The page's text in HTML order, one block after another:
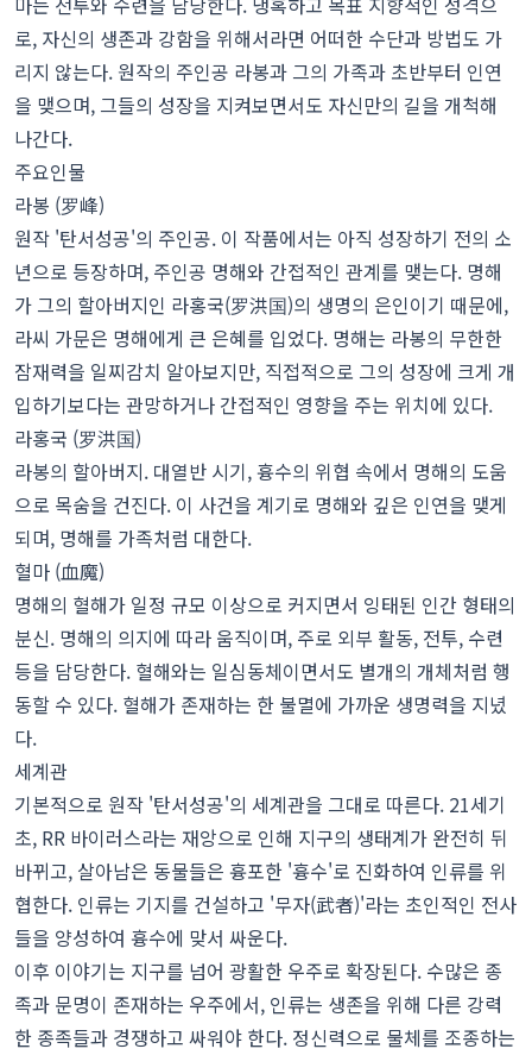
로, 자신의 생존과 강함을 위해서라면 어떠한 수단과 방법도 가
리지 않는다. 원작의 주인공 라봉과 그의 가족과 초반부터 인연
을 맺으며, 그들의 성장을 지켜보면서도 자신만의 길을 개척해
나간다.
주요인물
라봉 (罗峰)
원작 '탄서성공'의 주인공. 이 작품에서는 아직 성장하기 전의 소
년으로 등장하며, 주인공 명해와 간접적인 관계를 맺는다. 명해
가 그의 할아버지인 라홍국(罗洪国)의 생명의 은인이기 때문에,
라씨 가문은 명해에게 큰 은혜를 입었다. 명해는 라봉의 무한한
잠재력을 일찌감치 알아보지만, 직접적으로 그의 성장에 크게 개
입하기보다는 관망하거나 간접적인 영향을 주는 위치에 있다.
라홍국 (罗洪国)
라봉의 할아버지. 대열반 시기, 흉수의 위협 속에서 명해의 도움
으로 목숨을 건진다. 이 사건을 계기로 명해와 깊은 인연을 맺게
되며, 명해를 가족처럼 대한다.
혈마 (血魔)
명해의 혈해가 일정 규모 이상으로 커지면서 잉태된 인간 형태의
분신. 명해의 의지에 따라 움직이며, 주로 외부 활동, 전투, 수련
등을 담당한다. 혈해와는 일심동체이면서도 별개의 개체처럼 행
동할 수 있다. 혈해가 존재하는 한 불멸에 가까운 생명력을 지녔
다.
세계관
기본적으로 원작 '탄서성공'의 세계관을 그대로 따른다. 21세기
초, RR 바이러스라는 재앙으로 인해 지구의 생태계가 완전히 뒤
바뀌고, 살아남은 동물들은 흉포한 '흉수'로 진화하여 인류를 위
협한다. 인류는 기지를 건설하고 '무자(武者)'라는 초인적인 전사
들을 양성하여 흉수에 맞서 싸운다.
이후 이야기는 지구를 넘어 광활한 우주로 확장된다. 수많은 종
족과 문명이 존재하는 우주에서, 인류는 생존을 위해 다른 강력
한 종족들과 경쟁하고 싸워야 한다. 정신력으로 물체를 조종하는